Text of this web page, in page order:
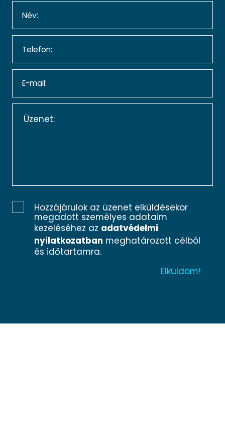
Hozzájárulok az üzenet elküldésekor
megadott személyes adataim
kezeléséhez az adatvédelmi
nyilatkozatban meghatározott célból
és időtartamra.